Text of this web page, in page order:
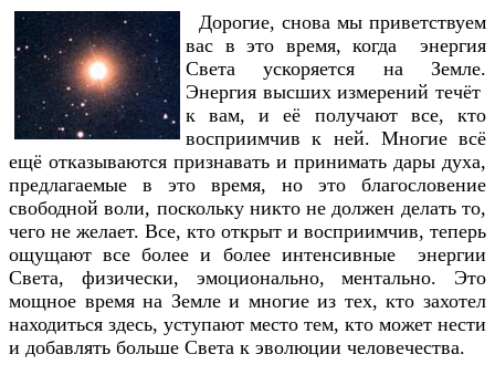
Дорогие, снова мы приветствуем
вас в это время, когда энергия
Света ускоряется на Земле.
Энергия высших измерений течёт
к вам, и её получают все, кто
восприимчив к ней. Многие всё
ещё отказываются признавать и принимать дары духа,
предлагаемые в это время, но это благословение
свободной воли, поскольку никто не должен делать то,
чего не желает. Все, кто открыт и восприимчив, теперь
ощущают все более и более интенсивные энергии
Света, физически, эмоционально, ментально. Это
мощное время на Земле и многие из тех, кто захотел
находиться здесь, уступают место тем, кто может нести
и добавлять больше Света к эволюции человечества.